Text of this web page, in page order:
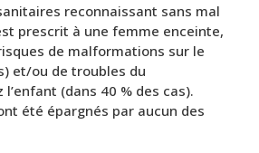
reconnaissant sans mal
prescrit à une femme enceinte,
de malformations sur le
et/ou de troubles du
(dans 40 % des cas).
été épargnés par aucun des